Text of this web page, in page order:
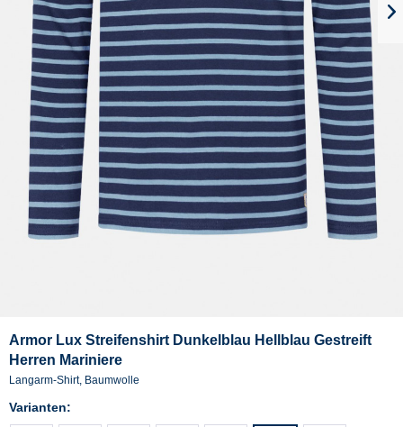
Armor Lux Streifenshirt Dunkelblau Hellblau Gestreift
Herren Mariniere
Langarm-Shirt, Baumwolle
Varianten: